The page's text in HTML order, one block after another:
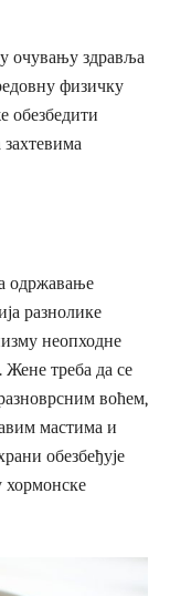
очувању здравља
физичку
обезбедити
одржавање
разнолике
неопходне
треба да се
воћем,
мастима и
обезбеђује
хормонске